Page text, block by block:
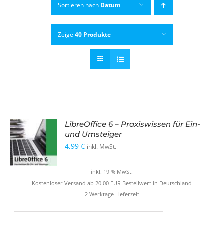
Sortieren nach Datum
Zeige 40 Produkte
WARENKORB
LibreOffice 6 – Praxiswissen für Ein-
und Umsteiger
4,99€ inkl. MwSt.
inkl. 19 % MwSt.
Kostenloser Versand ab 20.00 EUR Bestellwert in Deutschland
2 Werktage Lieferzeit